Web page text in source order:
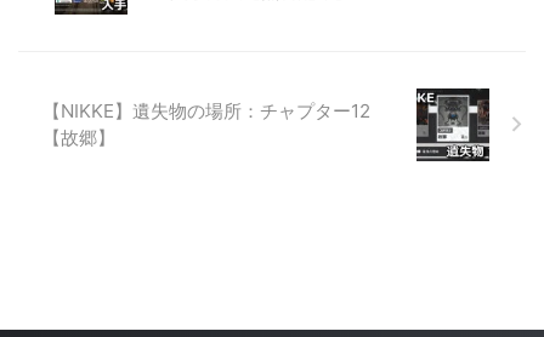
【NIKKE】遺失物の場所：チャプター12
【故郷】